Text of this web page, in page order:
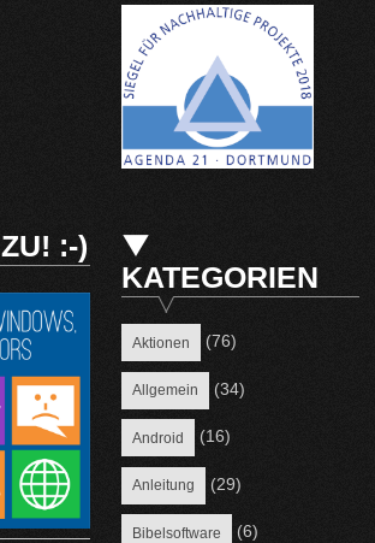
:-)
KATEGORIEN
Aktionen (76)
Allgemein (34)
Android (16)
Anleitung (29)
Bibelsoftware (6)